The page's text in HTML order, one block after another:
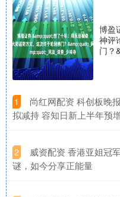
博盈
神评
门？
1
尚红网配资 科创板晚
拟减持 容知日新上半年预
2
威资配资 香港亚姐冠
谜，如今分享正能量